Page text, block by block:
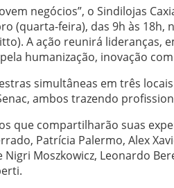
negócios”, o Sindilojas
(quarta-feira), das 9h às 18h,
. A ação reunirá lideranças,
humanização, inovação
simultâneas em três
ambos trazendo
que compartilharão suas
Patrícia Palermo, Alex
Nigri Moszkowicz, Leonardo